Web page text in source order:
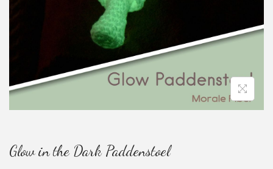
Glow in the Dark Paddenstoel